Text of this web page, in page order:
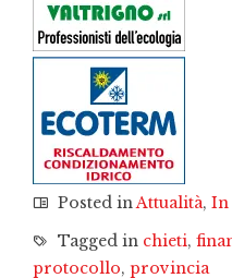
Posted inAttualità, In
Tagged in chieti,
protocollo, provincia